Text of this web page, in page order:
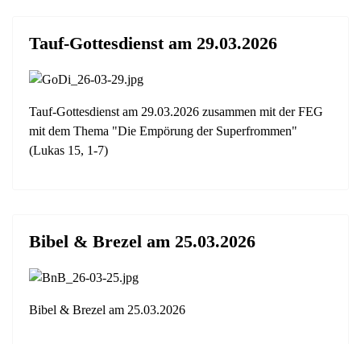
Tauf-Gottesdienst am 29.03.2026
Tauf-Gottesdienst am 29.03.2026 zusammen mit der FEG
mit dem Thema "Die Empörung der Superfrommen"
(Lukas 15, 1-7)
Bibel & Brezel am 25.03.2026
Bibel & Brezel am 25.03.2026